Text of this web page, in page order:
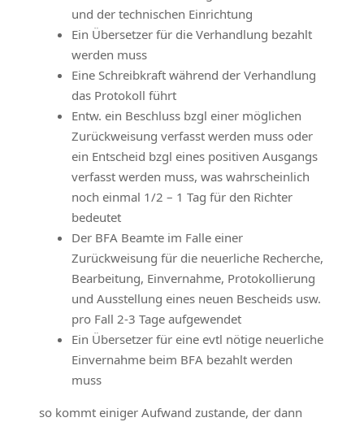
und der technischen Einrichtung
Ein Übersetzer für die Verhandlung bezahlt
werden muss
Eine Schreibkraft während der Verhandlung
das Protokoll führt
Entw. ein Beschluss bzgl einer möglichen
Zurückweisung verfasst werden muss oder
ein Entscheid bzgl eines positiven Ausgangs
verfasst werden muss, was wahrscheinlich
noch einmal 1/2 – 1 Tag für den Richter
bedeutet
Der BFA Beamte im Falle einer
Zurückweisung für die neuerliche Recherche,
Bearbeitung, Einvernahme, Protokollierung
und Ausstellung eines neuen Bescheids usw.
pro Fall 2-3 Tage aufgewendet
Ein Übersetzer für eine evtl nötige neuerliche
Einvernahme beim BFA bezahlt werden
muss
so kommt einiger Aufwand zustande, der dann